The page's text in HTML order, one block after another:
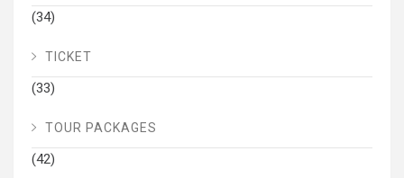
(34)
TICKET
(33)
TOUR PACKAGES
(42)